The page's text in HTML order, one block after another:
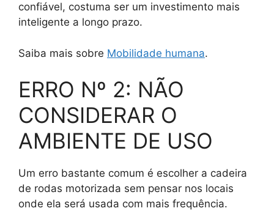
confiável, costuma ser um investimento mais
inteligente a longo prazo.
Saiba mais sobre Mobilidade humana.
ERRO Nº 2: NÃO
CONSIDERAR O
AMBIENTE DE USO
Um erro bastante comum é escolher a cadeira
de rodas motorizada sem pensar nos locais
onde ela será usada com mais frequência.